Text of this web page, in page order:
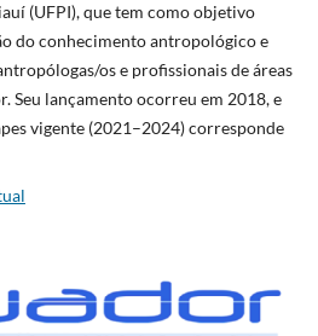
(UFPI), que tem como objetivo
do conhecimento antropológico e
os e profissionais de áreas
Seu lançamento ocorreu em 2018, e
vigente (2021–2024) corresponde